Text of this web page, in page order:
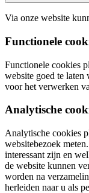
Via onze website
Functionele
Functionele cookies
website goed te laten
voor het verwerken
Analytische
Analytische cookies
websitebezoek
interessant zijn en
de website kunnen
worden na
herleiden naar u als